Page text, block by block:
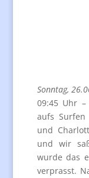
Sonntag,
09:45 Uhr –
aufs Surfen
und
und wir
wurde das
verprasst.